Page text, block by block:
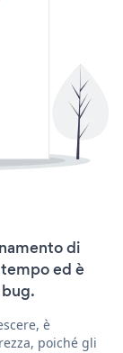
di
ed è
è
poiché gli